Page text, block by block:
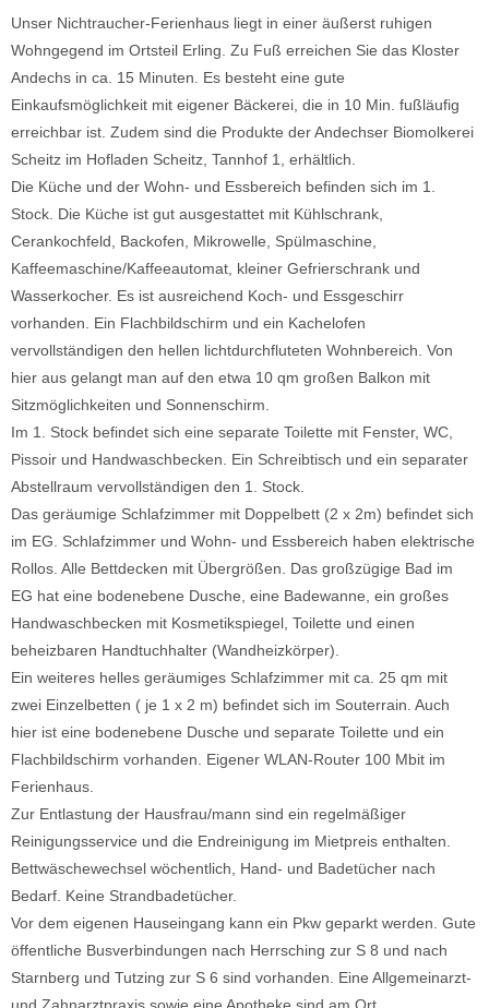
Unser Nichtraucher-Ferienhaus liegt in einer äußerst ruhigen
Wohngegend im Ortsteil Erling. Zu Fuß erreichen Sie das Kloster
Andechs in ca. 15 Minuten. Es besteht eine gute
Einkaufsmöglichkeit mit eigener Bäckerei, die in 10 Min. fußläufig
erreichbar ist. Zudem sind die Produkte der Andechser Biomolkerei
Scheitz im Hofladen Scheitz, Tannhof 1, erhältlich.
Die Küche und der Wohn- und Essbereich befinden sich im 1.
Stock. Die Küche ist gut ausgestattet mit Kühlschrank,
Cerankochfeld, Backofen, Mikrowelle, Spülmaschine,
Kaffeemaschine/Kaffeeautomat, kleiner Gefrierschrank und
Wasserkocher. Es ist ausreichend Koch- und Essgeschirr
vorhanden. Ein Flachbildschirm und ein Kachelofen
vervollständigen den hellen lichtdurchfluteten Wohnbereich. Von
hier aus gelangt man auf den etwa 10 qm großen Balkon mit
Sitzmöglichkeiten und Sonnenschirm.
Im 1. Stock befindet sich eine separate Toilette mit Fenster, WC,
Pissoir und Handwaschbecken. Ein Schreibtisch und ein separater
Abstellraum vervollständigen den 1. Stock.
Das geräumige Schlafzimmer mit Doppelbett (2 x 2m) befindet sich
im EG. Schlafzimmer und Wohn- und Essbereich haben elektrische
Rollos. Alle Bettdecken mit Übergrößen. Das großzügige Bad im
EG hat eine bodenebene Dusche, eine Badewanne, ein großes
Handwaschbecken mit Kosmetikspiegel, Toilette und einen
beheizbaren Handtuchhalter (Wandheizkörper).
Ein weiteres helles geräumiges Schlafzimmer mit ca. 25 qm mit
zwei Einzelbetten ( je 1 x 2 m) befindet sich im Souterrain. Auch
hier ist eine bodenebene Dusche und separate Toilette und ein
Flachbildschirm vorhanden. Eigener WLAN-Router 100 Mbit im
Ferienhaus.
Zur Entlastung der Hausfrau/mann sind ein regelmäßiger
Reinigungsservice und die Endreinigung im Mietpreis enthalten.
Bettwäschewechsel wöchentlich, Hand- und Badetücher nach
Bedarf. Keine Strandbadetücher.
Vor dem eigenen Hauseingang kann ein Pkw geparkt werden. Gute
öffentliche Busverbindungen nach Herrsching zur S 8 und nach
Starnberg und Tutzing zur S 6 sind vorhanden. Eine Allgemeinarzt-